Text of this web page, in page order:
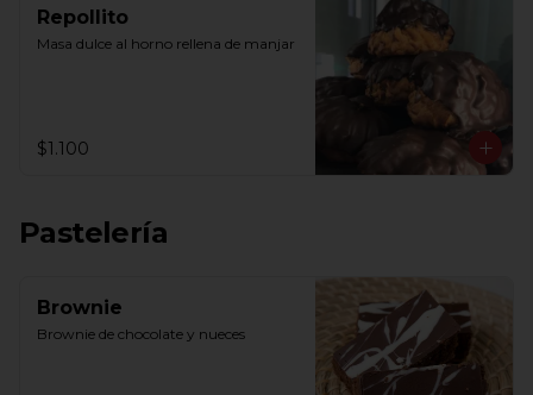
Repollito
Masa dulce al horno rellena de manjar
$1.100
Pastelería
Brownie
Brownie de chocolate y nueces